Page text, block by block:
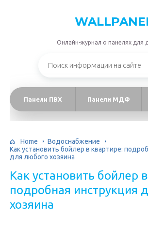
Онлайн-журнал о панелях для
Панели ПВХ Панели МДФ
Home
Водоснабжение
Как установить бойлер в квартире:
для любого хозяина
Как установить бойлер
подробная инструкция
хозяина